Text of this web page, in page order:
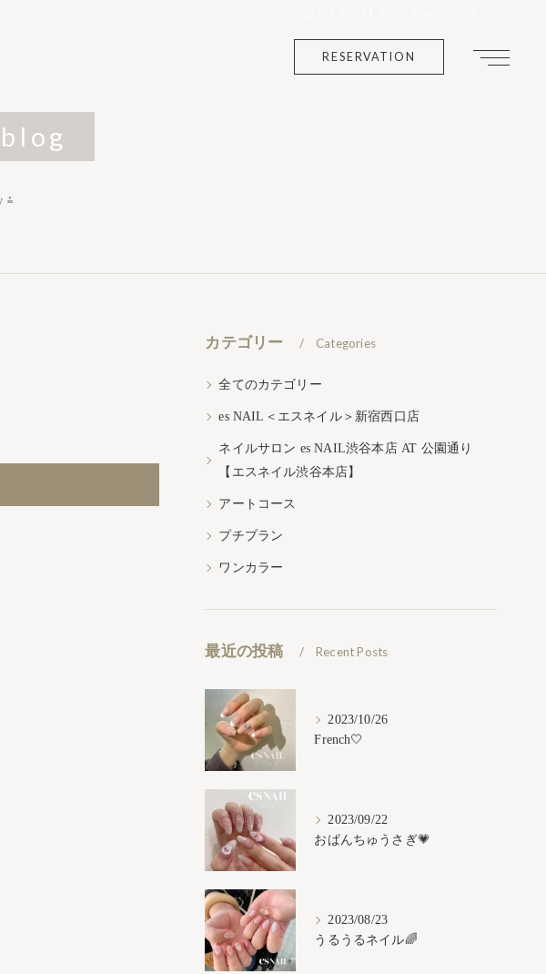
RESERVATION
⁂
カテゴリー Categories
全てのカテゴリー
es NAIL＜エスネイル＞新宿西口店
ネイルサロン es NAIL渋谷本店 AT 公園通り
【エスネイル渋谷本店】
アートコース
プチプラン
ワンカラー
最近の投稿 Recent Posts
2023/10/26
French🤍
2023/09/22
おぱんちゅうさぎ💗
2023/08/23
うるうるネイル🌈